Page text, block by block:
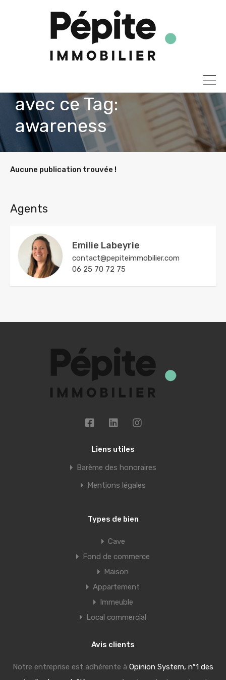
Toutes les publications
avec ce Tag:
awareness
Aucune publication trouvée !
Agents
Emilie Labeyrie
contact@pepiteimmobilier.com
06 25 70 72 75
Liens utiles
Barème des honoraires
Mentions légales
Types de bien
Cave
Fond de commerce
Maison
Appartement
Immeuble
Local commercial
Avis clients
Notre entreprise est adhérente à Opinion System, n°1 des